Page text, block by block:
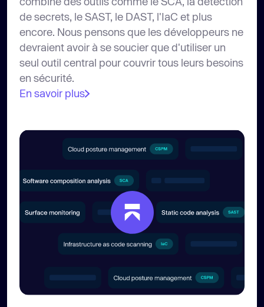
de secrets, le SAST, le DAST, l'IaC et plus
encore. Nous pensons que les développeurs ne
devraient avoir à se soucier que d'utiliser un
seul outil central pour couvrir tous leurs besoins
en sécurité.
En savoir plus